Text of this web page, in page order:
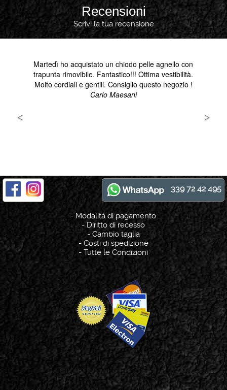
Recensioni
Scrivi la tua recensione
339 72 42 495
- Modalità di pagamento
-Diritto di recesso
- Cambio taglia
-Costi di spedizione
-Tutte le Condizioni